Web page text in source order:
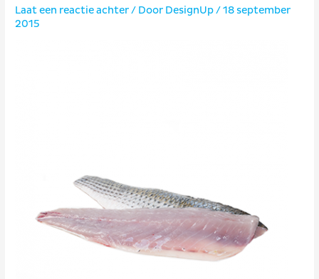
Laat een reactie achter/ Door DesignUp/18 september
2015